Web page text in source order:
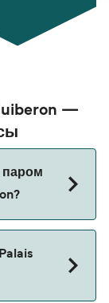
—
паром
50 мин.
в